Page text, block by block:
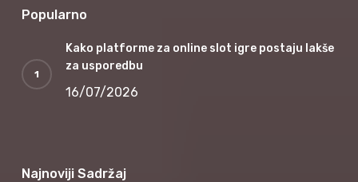
Popularno
Kako platforme za online slot igre postaju lakše
za usporedbu
16/07/2026
Najnoviji Sadržaj